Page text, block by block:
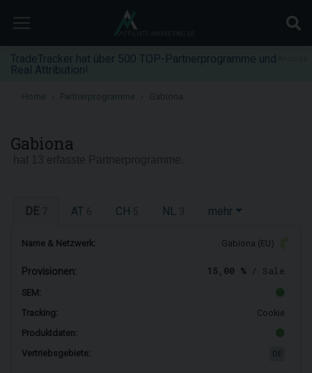
TradeTracker hat über 500 TOP-Partnerprogramme und
Real Attribution!
Home Partnerprogramme
Gabiona
DE AT CH NL mehr
Name & Netzwerk: Gabiona (EU)
Provisionen: 15,00 % / Sale
SEM:
Tracking:
Cookie
Produktdaten:
Vertriebsgebiete: